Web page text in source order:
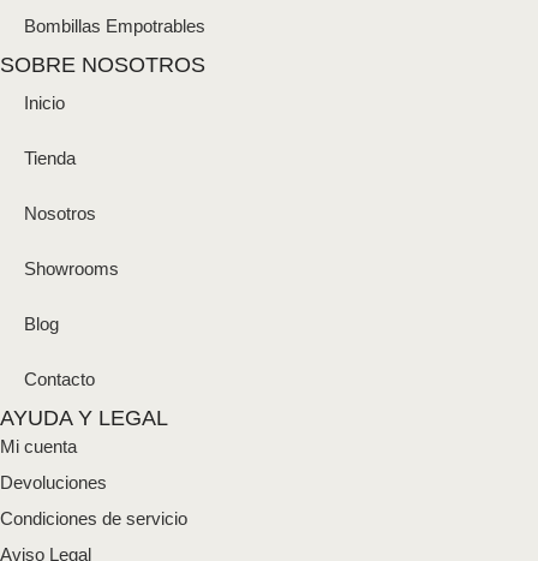
Bombillas Empotrables
SOBRE NOSOTROS
Inicio
Tienda
Nosotros
Showrooms
Blog
Contacto
AYUDA Y LEGAL
Mi cuenta
Devoluciones
Condiciones de servicio
Aviso Legal